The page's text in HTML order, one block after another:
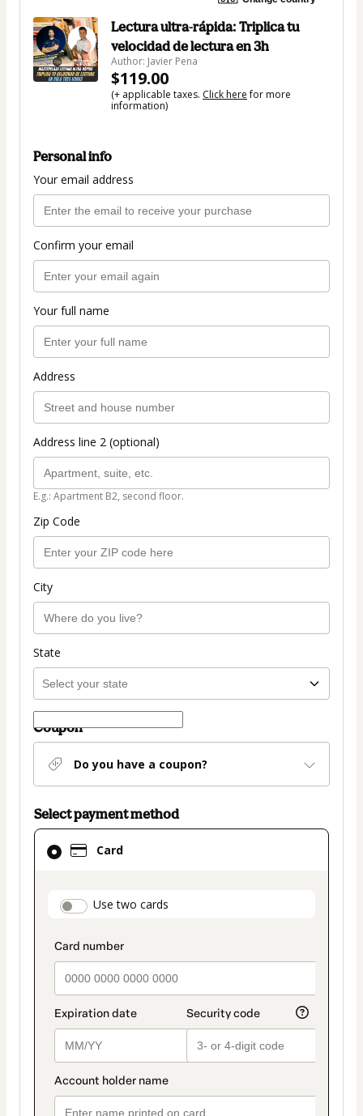
Lectura ultra-rápida: Triplica tu
velocidad de lectura en 3h
Author: Javier Pena
$119.00
(+ applicable taxes. Click herefor more
information)
Personal info
Your email address
Confirm your email
Your full name
Address
Address line 2 (optional)
E.g.: Apartment B2, second floor.
Zip Code
City
State
Coupon
Do you have a coupon?
Select payment method
Card
payment_data.section_title_v2
Use two cards
Card
selected
method